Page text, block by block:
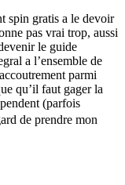
spin gratis a le devoir
pas vrai trop, aussi
le guide
a l’ensemble de
parmi
qu’il faut gager la
(parfois
de prendre mon